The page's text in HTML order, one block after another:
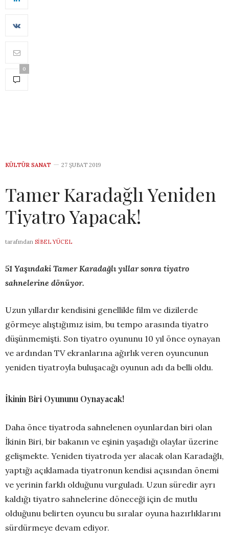
0
KÜLTÜR SANAT 27 ŞUBAT 2019
Tamer Karadağlı Yeniden
Tiyatro Yapacak!
tarafından SIBEL YÜCEL
51 Yaşındaki Tamer Karadağlı yıllar sonra tiyatro
sahnelerine dönüyor.
Uzun yıllardır kendisini genellikle film ve dizilerde
görmeye alıştığımız isim, bu tempo arasında tiyatro
düşünmemişti. Son tiyatro oyununu 10 yıl önce oynayan
ve ardından TV ekranlarına ağırlık veren oyuncunun
yeniden tiyatroyla buluşacağı oyunun adı da belli oldu.
İkinin Biri Oyununu Oynayacak!
Daha önce tiyatroda sahnelenen oyunlardan biri olan
İkinin Biri, bir bakanın ve eşinin yaşadığı olaylar üzerine
gelişmekte. Yeniden tiyatroda yer alacak olan Karadağlı,
yaptığı açıklamada tiyatronun kendisi açısından önemi
ve yerinin farklı olduğunu vurguladı. Uzun süredir ayrı
kaldığı tiyatro sahnelerine döneceği için de mutlu
olduğunu belirten oyuncu bu sıralar oyuna hazırlıklarını
sürdürmeye devam ediyor.